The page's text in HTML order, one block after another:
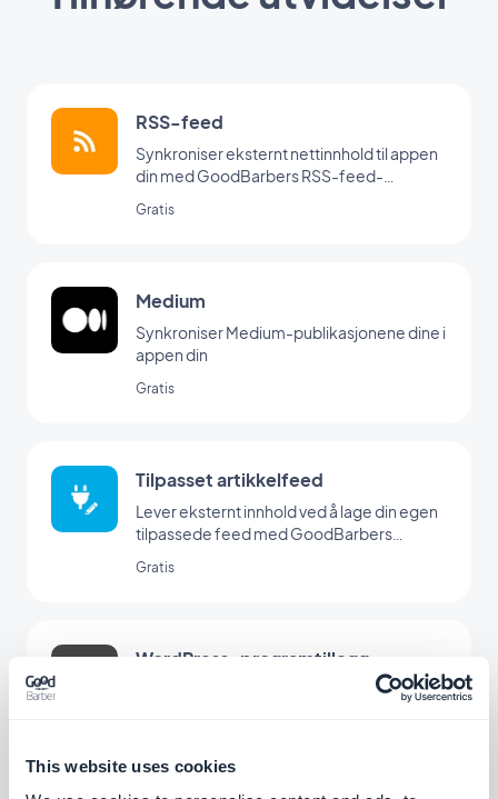
This website uses cookies
RSS-feed
Synkroniser eksternt nettinnhold til appen
din med GoodBarbers RSS-feed-
Gratis
Medium
Synkroniser Medium-publikasjonene dine i
appen din
Gratis
Tilpasset artikkelfeed
Lever eksternt innhold ved å lage din egen
tilpassede feed med GoodBarbers
Gratis
WordPress-programtillegg
Del automatisk innholdet på WordPress-